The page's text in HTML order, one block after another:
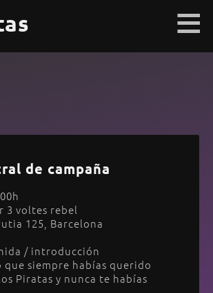
≡
de campaña
3 voltes rebel
125, Barcelona
/ introducción
que siempre habías querido
Piratas y nunca te habías